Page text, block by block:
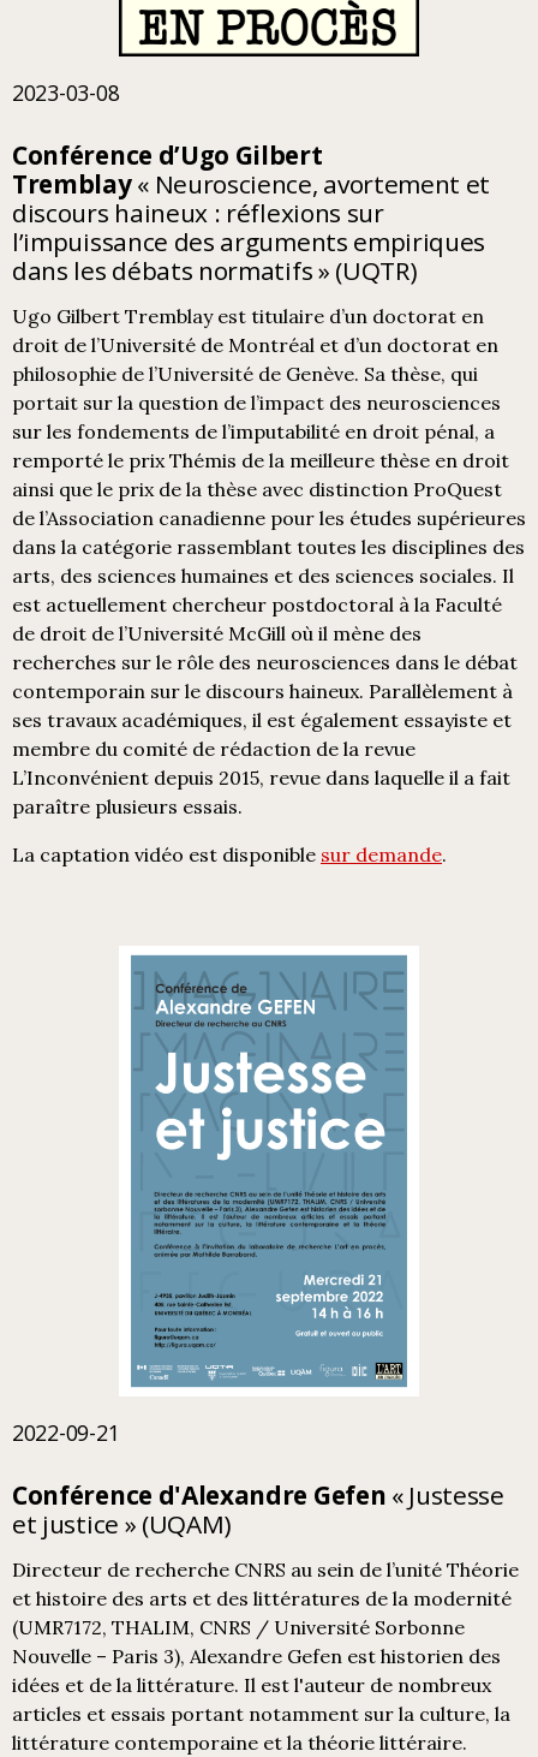
2023-03-08
Conférence d’Ugo Gilbert
Tremblay« Neuroscience, avortement et
discours haineux : réflexions sur
l’impuissance des arguments empiriques
dans les débats normatifs» (UQTR)
Ugo Gilbert Tremblay est titulaire d’un doctorat en
droit de l’Université de Montréal et d’un doctorat en
philosophie de l’Université de Genève. Sa thèse, qui
portait sur la question de l’impact des neurosciences
sur les fondements de l’imputabilité en droit pénal, a
remporté le prix Thémis de la meilleure thèse en droit
ainsi que le prix de la thèse avec distinction ProQuest
de l’Association canadienne pour les études supérieures
dans la catégorie rassemblant toutes les disciplines des
arts, des sciences humaines et des sciences sociales. Il
est actuellement chercheur postdoctoral à la Faculté
de droit de l’Université McGill où il mène des
recherches sur le rôle des neurosciences dans le débat
contemporain sur le discours haineux. Parallèlement à
ses travaux académiques, il est également essayiste et
membre du comité de rédaction de la revue
L’Inconvénient depuis 2015, revue dans laquelle il a fait
paraître plusieurs essais.
La captation vidéo est disponible sur demande.
2022-09-21
Conférence d'Alexandre Gefen « Justesse
et justice » (UQAM)
Directeur de recherche CNRS au sein de l’unité Théorie
et histoire des arts et des littératures de la modernité
(UMR7172, THALIM, CNRS / Université Sorbonne
Nouvelle – Paris 3), Alexandre Gefen est historien des
idées et de la littérature. Il est l'auteur de nombreux
articles et essais portant notamment sur la culture, la
littérature contemporaine et la théorie littéraire.